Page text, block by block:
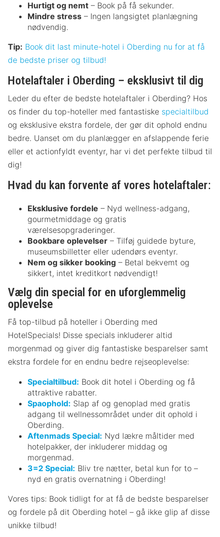
Hurtigt og nemt – Book på få sekunder.
Mindre stress – Ingen langsigtet planlægning
nødvendig.
Tip: Book dit last minute-hotel i Oberding nu for at få
de bedste priser og tilbud!
Hotelaftaler i Oberding – eksklusivt til dig
Leder du efter de bedste hotelaftaler i Oberding? Hos
os finder du top-hoteller med fantastiske specialtilbud
og eksklusive ekstra fordele, der gør dit ophold endnu
bedre. Uanset om du planlægger en afslappende ferie
eller et actionfyldt eventyr, har vi det perfekte tilbud til
dig!
Hvad du kan forvente af vores hotelaftaler:
Eksklusive fordele – Nyd wellness-adgang,
gourmetmiddage og gratis
værelsesopgraderinger.
Bookbare oplevelser – Tilføj guidede byture,
museumsbilletter eller udendørs eventyr.
Nem og sikker booking – Betal bekvemt og
sikkert, intet kreditkort nødvendigt!
Vælg din special for en uforglemmelig
oplevelse
Få top-tilbud på hoteller i Oberding med
HotelSpecials! Disse specials inkluderer altid
morgenmad og giver dig fantastiske besparelser samt
ekstra fordele for en endnu bedre rejseoplevelse:
Specialtilbud: Book dit hotel i Oberding og få
attraktive rabatter.
Spaophold: Slap af og genoplad med gratis
adgang til wellnessområdet under dit ophold i
Oberding.
Aftenmads Special: Nyd lækre måltider med
hotelpakker, der inkluderer middag og
morgenmad.
3=2 Special: Bliv tre nætter, betal kun for to –
nyd en gratis overnatning i Oberding!
Vores tips: Book tidligt for at få de bedste besparelser
og fordele på dit Oberding hotel – gå ikke glip af disse
unikke tilbud!